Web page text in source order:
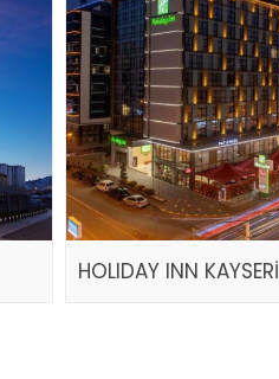
HOLIDAY INN KAYSERİ